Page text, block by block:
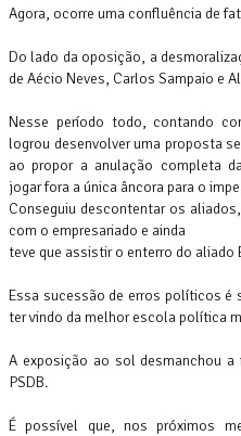
Agora, ocorre uma confluência de
Do lado da oposição, a
de Aécio Neves, Carlos Sampaio e
Nesse período todo, contando
logrou desenvolver uma proposta
ao propor a anulação completa
jogar fora a única âncora para o
Conseguiu descontentar os
com o empresariado e ainda
teve que assistir o enterro do aliado
Essa sucessão de erros políticos é
ter vindo da melhor escola política
A exposição ao sol desmanchou
PSDB.
É possível que, nos próximos